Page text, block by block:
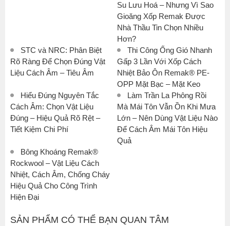
Su Lưu Hoá – Nhưng Vì Sao
Gioăng Xốp Remak Được
Nhà Thầu Tin Chọn Nhiều
Hơn?
STC và NRC: Phân Biệt
Rõ Ràng Để Chọn Đúng Vật
Liệu Cách Âm – Tiêu Âm
Thi Công Ống Gió Nhanh
Gấp 3 Lần Với Xốp Cách
Nhiệt Bảo Ôn Remak® PE-
OPP Mặt Bạc – Mặt Keo
Hiểu Đúng Nguyên Tắc
Cách Âm: Chọn Vật Liệu
Đúng – Hiệu Quả Rõ Rệt –
Tiết Kiệm Chi Phí
Làm Trần La Phông Rồi
Mà Mái Tôn Vẫn Ồn Khi Mưa
Lớn – Nên Dùng Vật Liệu Nào
Để Cách Âm Mái Tôn Hiệu
Quả
Bông Khoáng Remak®
Rockwool – Vật Liệu Cách
Nhiệt, Cách Âm, Chống Cháy
Hiệu Quả Cho Công Trình
Hiện Đại
SẢN PHẨM CÓ THỂ BẠN QUAN TÂM